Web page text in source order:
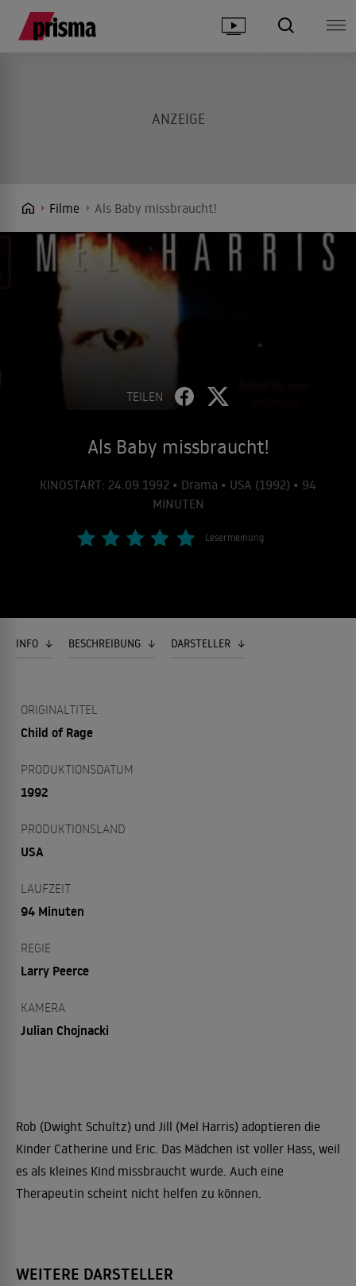
Filme Als Baby missbraucht!
TEILEN
Als Baby missbraucht!
KINOSTART: 24.09.1992 • Drama • USA (1992) • 94
MINUTEN
Lesermeinung
INFO BESCHREIBUNG DARSTELLER
ORIGINALTITEL
Child of Rage
PRODUKTIONSDATUM
1992
PRODUKTIONSLAND
USA
LAUFZEIT
94 Minuten
REGIE
Larry Peerce
KAMERA
Julian Chojnacki
Rob (Dwight Schultz) und Jill (Mel Harris) adoptieren die
Kinder Catherine und Eric. Das Mädchen ist voller Hass, weil
es als kleines Kind missbraucht wurde. Auch eine
Therapeutin scheint nicht helfen zu können.
WEITERE DARSTELLER